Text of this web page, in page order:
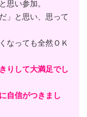
思い参加。
」と思い、思って
なっても全然ＯＫ
りして大満足でし
自信がつきまし